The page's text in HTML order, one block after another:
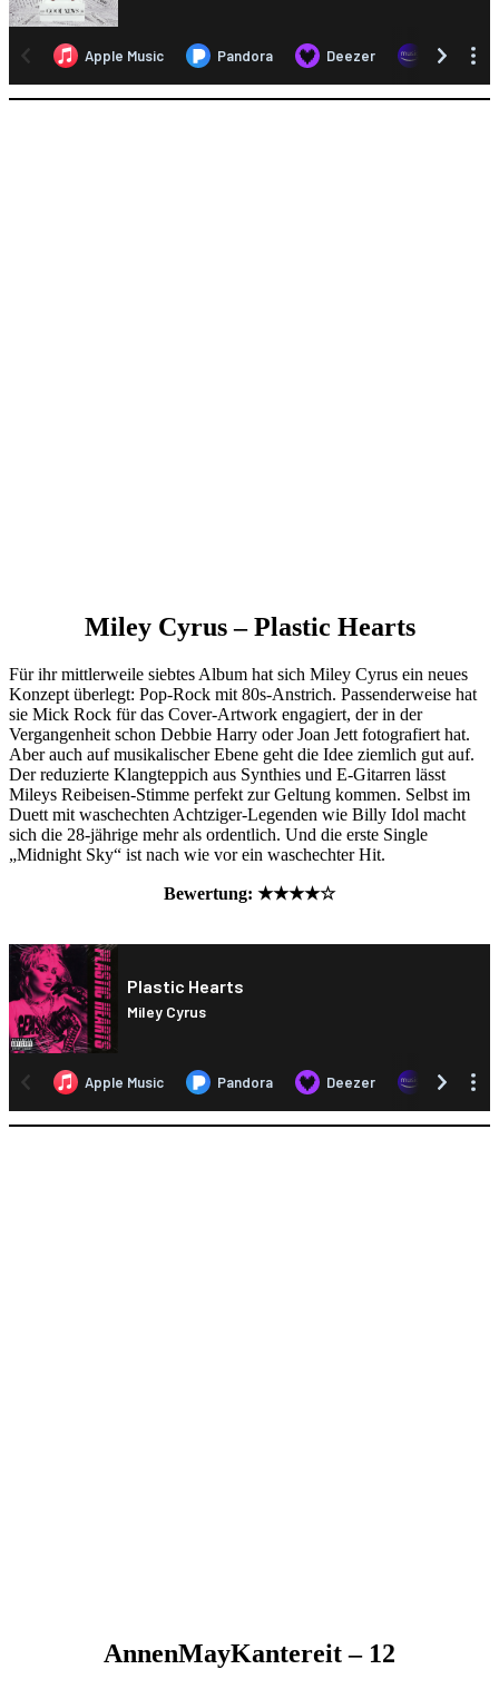
Miley Cyrus – Plastic Hearts
Für ihr mittlerweile siebtes Album hat sich Miley Cyrus ein neues
Konzept überlegt: Pop-Rock mit 80s-Anstrich. Passenderweise hat
sie Mick Rock für das Cover-Artwork engagiert, der in der
Vergangenheit schon Debbie Harry oder Joan Jett fotografiert hat.
Aber auch auf musikalischer Ebene geht die Idee ziemlich gut auf.
Der reduzierte Klangteppich aus Synthies und E-Gitarren lässt
Mileys Reibeisen-Stimme perfekt zur Geltung kommen. Selbst im
Duett mit waschechten Achtziger-Legenden wie Billy Idol macht
sich die 28-jährige mehr als ordentlich. Und die erste Single
„Midnight Sky“ ist nach wie vor ein waschechter Hit.
Bewertung: ★★★★☆
AnnenMayKantereit – 12